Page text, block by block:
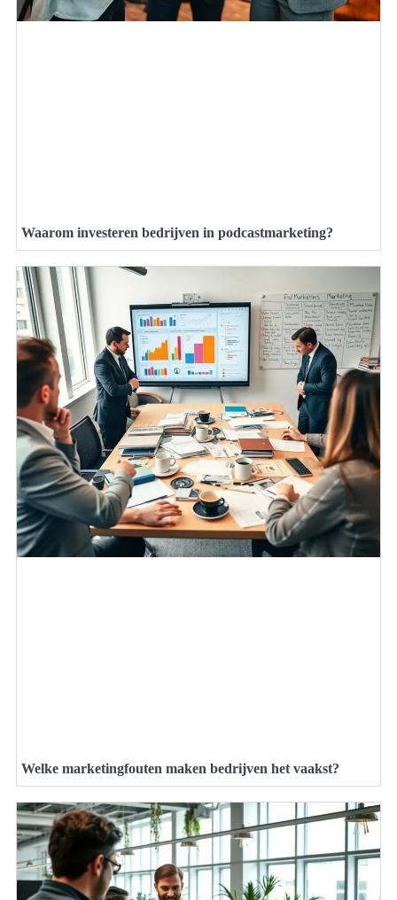
Waarom investeren bedrijven in podcastmarketing?
Welke marketingfouten maken bedrijven het vaakst?